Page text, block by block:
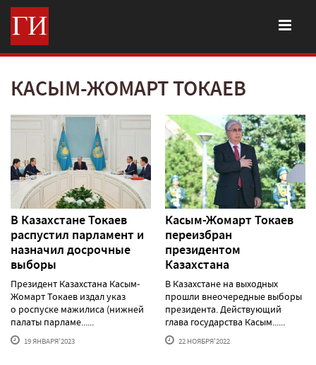
КАСЫМ-ЖОМАРТ ТОКАЕВ
В Казахстане Токаев
распустил парламент и
назначил досрочные
выборы
Президент Казахстана Касым-
Жомарт Токаев издал указ
о роспуске мажилиса (нижней
палаты парламе......
19 ЯНВАРЯ'2023
Касым-Жомарт Токаев
переизбран
президентом
Казахстана
В Казахстане на выходных
прошли внеочередные выборы
президента. Действующий
глава государства Касым......
22 НОЯБРЯ'2022